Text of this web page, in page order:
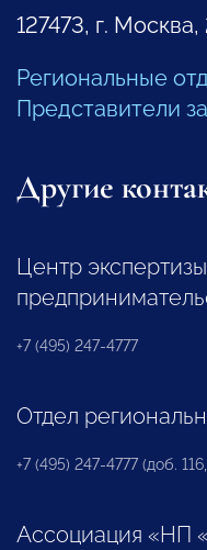
127473, г.
Региональные
Представители
Другие
Центр
+7 (495) 247-4777
Отдел
+7 (495) 247-4777 (доб. 116,
Ассоциация «НП